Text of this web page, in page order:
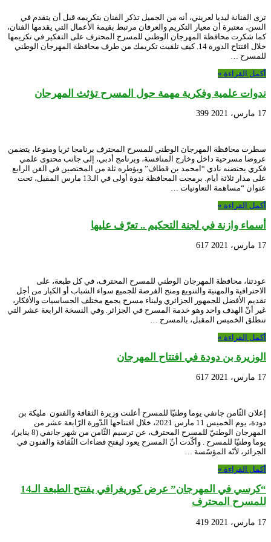
ترى الفنانة ليديا لعريني، أنه من الجميل تذكر الفنان بتكريمه قبل أن يتقدم في
السن، معتبرة أن معيار التكريم والعرفان مرتبط بقيمة الأعمال التي يقدمها الفنان،
كما شكرت محافظة المهرجان الوطني للمسرح المحترف على التفكير في تكريمها
خلال افتتاح الدورة 14. كيف تلقيت تكريمك من طرف محافظة المهرجان الوطني
للمسرح …
أكمل القراءة »
ندوات علمية وفكرية مهمة حول المسرح تؤثث المهرجان
17 مارس، 2021 399
سطرت محافظة المهرجان الوطني للمسرح المحترف برنامجا ثريا ومنوعا، يتضمن
عروضا مسرحية داخل وخارج المنافسة، وبرنامج أدبي، إلى جانب محتوى علمي
فكري يحتضنه نادي “امحمد بن قطاف” ويؤطره ثلة من المختصين في الفن الرابع
على مدار ثلاثة أيام. برمجت المحافظة ندوة أولى في الـ13 مارس المقبل، تحت
عنوان “مساهمة التعاونيات …
أكمل القراءة »
أسماء وازنة في لجنة التحكيم .. تعرّف عليها
17 مارس، 2021 617
عودتنا، محافظة المهرجان الوطني للمسرح المحترف، في كل طبعة، على
الاحترافية والمهنية والتنويع ومنح الفرصة للجميع سواء الشباب أو الكبار من أجل
تقديم الأفضل للجمهور الجزائري ولبناء مسرح يجمع مختلف الحساسيات والأفكار،
غير أنّ الهدف واحد وهو خدمة المسرح في الجزائر. وفي النسخة الرابعة عشر التي
تنطلق الخميس المقبل، بالمسرح …
أكمل القراءة »
الوزيرة بن دودة في افتتاح المهرجان
17 مارس، 2021 617
إعلان الثّامن جانفي يوما وطنيّا للمسرح أعلنت وزيرة الثقافة والفنون مليكة بن
دودة، يوم الخميس 11 مارس 2021، خلال افتتاحها الدّورة الرّابعة عشر من
المهرجان الوطنيّ للمسرح المحترف، عن ترسيم الثّامن من شهر جانفي (8 يناير)،
يوما وطنيّا للمسرح . وأكّدت أنّ المسرح يعود ليفتح فضاءات الثّقافة والفنون في
الجزائر، لأنّه المؤسّسة …
أكمل القراءة »
“كرسي في المهرجان” عرض كوريغرافي يفتتح الطبعة الـ14
للمسرح المحترف
17 مارس، 2021 419